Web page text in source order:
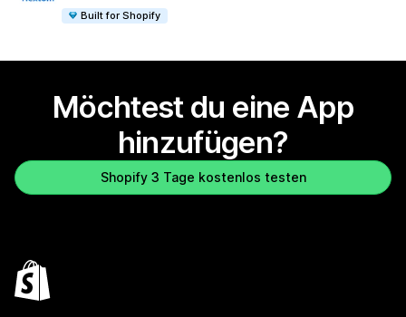
Built for Shopify
Möchtest du eine App
hinzufügen?
Shopify 3 Tage kostenlos testen